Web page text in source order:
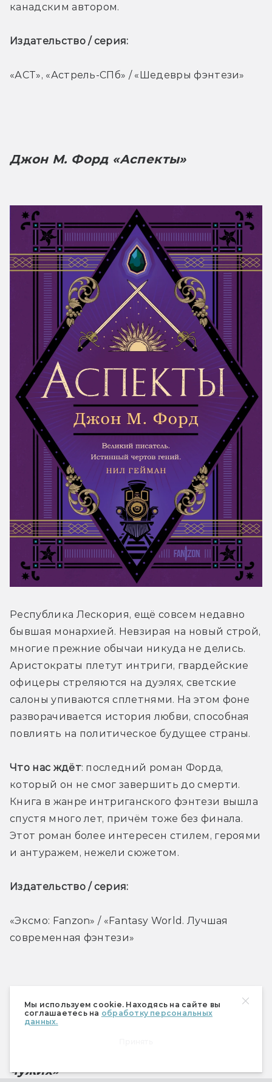
Мы используем cookie. Находясь на сайте вы
соглашаетесь на обработку персональных
данных.
канадским автором.
Издательство / серия:
«АСТ», «Астрель-СПб» / «Шедевры фэнтези»
Джон М. Форд «Аспекты»
Республика Лескория, ещё совсем недавно
бывшая монархией. Невзирая на новый строй,
многие прежние обычаи никуда не делись.
Аристократы плетут интриги, гвардейские
офицеры стреляются на дуэлях, светские
салоны упиваются сплетнями. На этом фоне
разворачивается история любви, способная
повлиять на политическое будущее страны.
Что нас ждёт: последний роман Форда,
который он не смог завершить до смерти.
Книга в жанре интриганского фэнтези вышла
спустя много лет, причём тоже без финала.
Этот роман более интересен стилем, героями
и антуражем, нежели сюжетом.
Издательство / серия:
«Эксмо: Fanzon» / «Fantasy World. Лучшая
современная фэнтези»
МИСТИКА И ХОРРОР
чужих»